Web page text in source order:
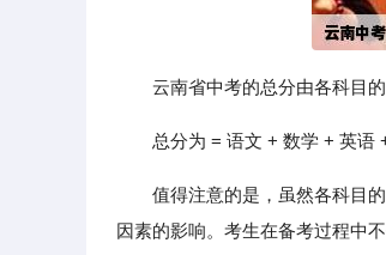
云南省中考的总分由各科目
总分为 = 语文 + 数学 + 英语
值得注意的是，虽然各科目
因素的影响。考生在备考过程中